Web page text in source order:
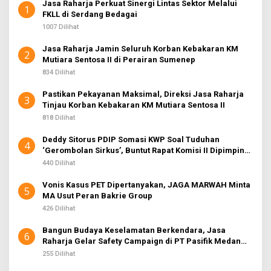
1
Jasa Raharja Perkuat Sinergi Lintas Sektor Melalui
FKLL di Serdang Bedagai
1007 Dilihat
2
Jasa Raharja Jamin Seluruh Korban Kebakaran KM
Mutiara Sentosa II di Perairan Sumenep
834 Dilihat
3
Pastikan Pekayanan Maksimal, Direksi Jasa Raharja
Tinjau Korban Kebakaran KM Mutiara Sentosa II
818 Dilihat
4
Deddy Sitorus PDIP Somasi KWP Soal Tuduhan
‘Gerombolan Sirkus’, Buntut Rapat Komisi II Dipimpin
Sufmi Dasco Ahmad
440 Dilihat
5
Vonis Kasus PET Dipertanyakan, JAGA MARWAH Minta
MA Usut Peran Bakrie Group
426 Dilihat
6
Bangun Budaya Keselamatan Berkendara, Jasa
Raharja Gelar Safety Campaign di PT Pasifik Medan
Industri
255 Dilihat